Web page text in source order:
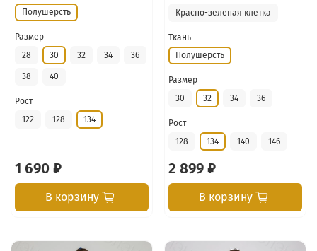
Полушерсть
Размер
28
30 32 34 36
38 40
Рост
122
128 134
1 690 ₽
В корзину
Красно-зеленая клетка
Ткань
Полушерсть
Размер
30
32 34 36
Рост
128
134 140 146
2 899 ₽
В корзину